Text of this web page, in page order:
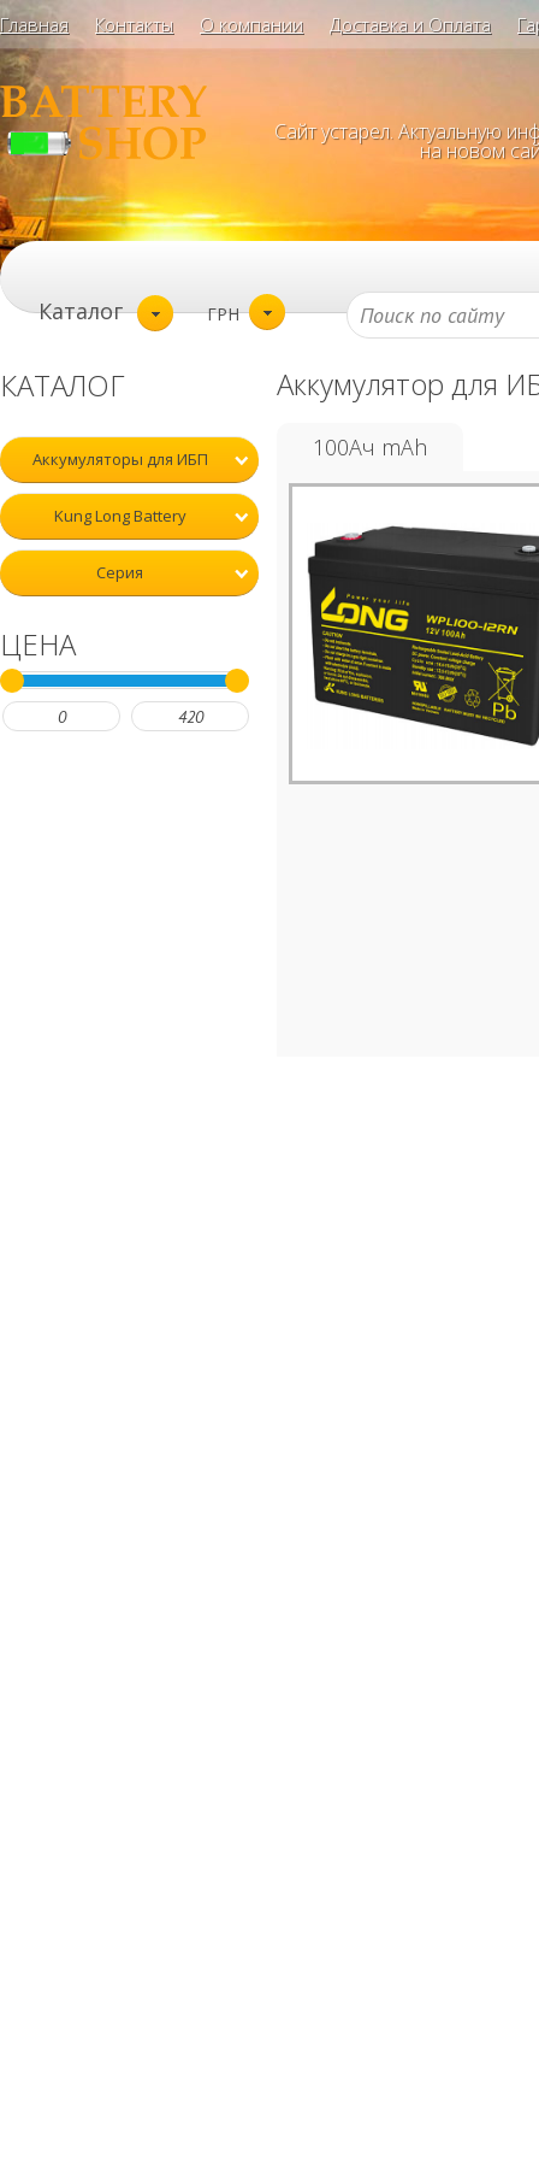
Главная Контакты О компании Доставка и Оплата
Сайт устарел. Актуальную
на новом
Каталог ГРН
КАТАЛОГ
Аккумуляторы для ИБП
Kung Long Battery
Серия
ЦЕНА
Аккумулятор для
100Ач mAh